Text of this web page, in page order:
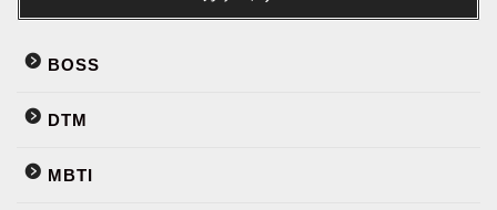
BOSS
DTM
MBTI